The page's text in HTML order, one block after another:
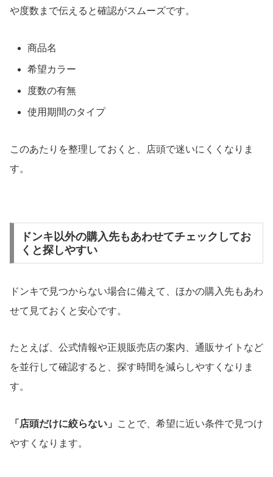
や度数まで伝えると確認がスムーズです。
商品名
希望カラー
度数の有無
使用期間のタイプ
このあたりを整理しておくと、店頭で迷いにくくなりま
す。
ドンキ以外の購入先もあわせてチェックしてお
くと探しやすい
ドンキで見つからない場合に備えて、ほかの購入先もあわ
せて見ておくと安心です。
たとえば、公式情報や正規販売店の案内、通販サイトなど
を並行して確認すると、探す時間を減らしやすくなりま
す。
「店頭だけに絞らない」
ことで、希望に近い条件で見つけ
やすくなります。